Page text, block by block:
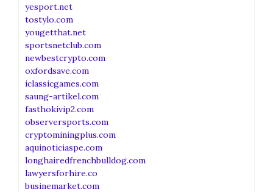
yesport.net
tostylo.com
yougetthat.net
sportsnetclub.com
newbestcrypto.com
oxfordsave.com
iclassicgames.com
saung-artikel.com
fasthokivip2.com
observersports.com
cryptominingplus.com
aquinoticiaspe.com
longhairedfrenchbulldog.com
lawyersforhire.co
businemarket.com